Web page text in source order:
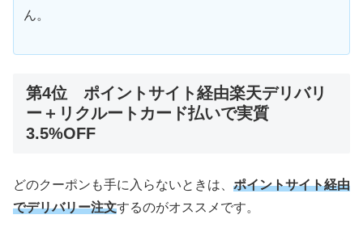
ん。
第4位 ポイントサイト経由楽天デリバリ
ー＋リクルートカード払いで実質
3.5%OFF
どのクーポンも手に入らないときは、 ポイントサイト経由
でデリバリー注文するのがオススメです。